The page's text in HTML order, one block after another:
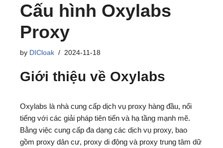
Cấu hình Oxylabs
Proxy
by DICloak 2024-11-18
Giới thiệu về Oxylabs
Oxylabs là nhà cung cấp dịch vụ proxy hàng đầu, nổi
tiếng với các giải pháp tiên tiến và hạ tầng mạnh mẽ.
Bằng việc cung cấp đa dạng các dịch vụ proxy, bao
gồm proxy dân cư, proxy di động và proxy trung tâm dữ